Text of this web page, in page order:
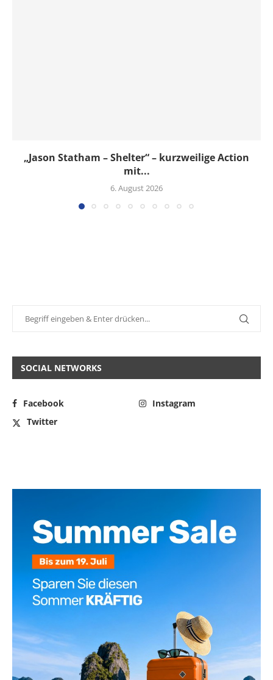
„Jason Statham – Shelter“ – kurzweilige Action
mit...
6. August 2026
SOCIAL NETWORKS
Facebook
Instagram
Twitter